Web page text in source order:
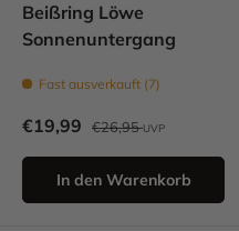
Beißring Löwe
Sonnenuntergang
Fast ausverkauft (7)
€19,99 €26,95UVP
In den Warenkorb